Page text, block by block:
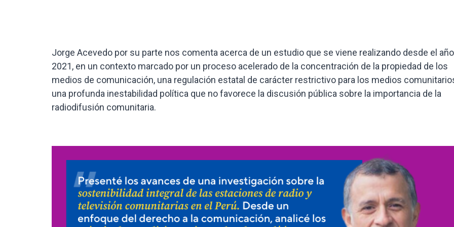
Jorge Acevedo por su parte nos comenta acerca de un estudio que se viene realizando desde el año
2021, en un contexto marcado por un proceso acelerado de la concentración de la propiedad de los
medios de comunicación, una regulación estatal de carácter restrictivo para los medios
una profunda inestabilidad política que no favorece la discusión pública sobre la importancia de la
radiodifusión comunitaria.